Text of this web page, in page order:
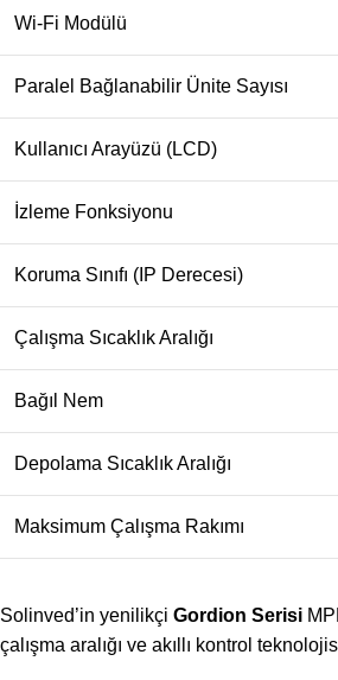
Wi-Fi Modülü
Paralel Bağlanabilir Ünite Sayısı
Kullanıcı Arayüzü (LCD)
İzleme Fonksiyonu
Koruma Sınıfı (IP Derecesi)
Çalışma Sıcaklık Aralığı
Bağıl Nem
Depolama Sıcaklık Aralığı
Maksimum Çalışma Rakımı
Solinved’in yenilikçi Gordion Serisi
çalışma aralığı ve akıllı kontrol